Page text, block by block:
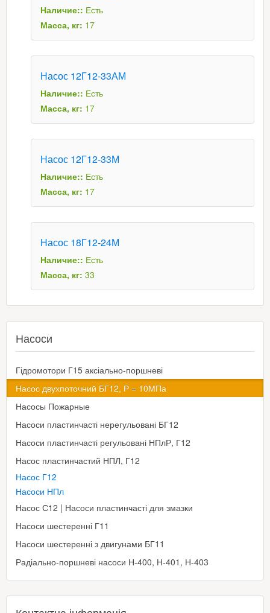
Наличие:: Есть
Масса, кг: 17
Насос 12Г12-33АМ
Наличие:: Есть
Масса, кг: 17
Насос 12Г12-33М
Наличие:: Есть
Масса, кг: 17
Насос 18Г12-24М
Наличие:: Есть
Масса, кг: 33
Насоси
Гідромотори Г15 аксіально-поршневі
Насос двухпоточний БГ12, Р = 10МПа
Насосы Пожарные
Насоси пластинчасті нерегульовані БГ12
Насоси пластинчасті регульовані НПлР, Г12
Насос пластинчастий НПЛ, Г12
Насос Г12
Насоси НПл
Насос С12 | Насоси пластинчасті для змазки
Насоси шестеренні Г11
Насоси шестеренні з двигунами БГ11
Радіально-поршневі насоси Н-400, Н-401, Н-403